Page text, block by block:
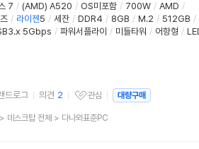
7 / (AMD) A520 / OS미포함 / 700W / AMD /
/ 라이젠5 / 세잔 / DDR4 / 8GB / M.2 / 512GB /
5Gbps / 파워서플라이 / 미들타워 / 어항형 /
드로그 의견 2
관심상품
관심 대량구매
> 데스크탑 전체 > 다나와표준PC